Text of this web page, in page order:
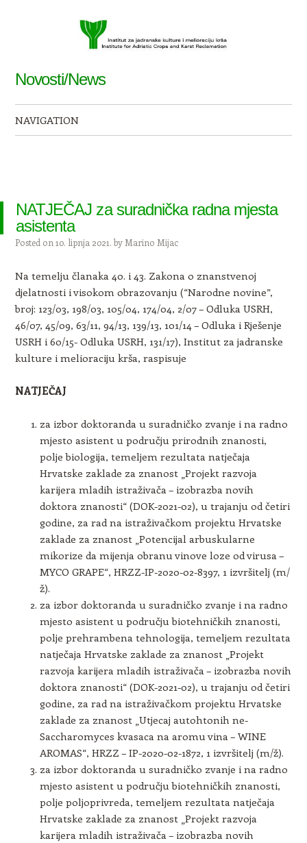
Novosti/News
NAVIGATION
NATJEČAJ za suradnička radna mjesta
asistenta
Posted on 10. lipnja 2021. by Marino Mijac
Na temelju članaka 40. i 43. Zakona o znanstvenoj
djelatnosti i visokom obrazovanju (“Narodne novine”,
broj: 123/03, 198/03, 105/04, 174/04, 2/07 – Odluka USRH,
46/07, 45/09, 63/11, 94/13, 139/13, 101/14 – Odluka i Rješenje
USRH i 60/15- Odluka USRH, 131/17), Institut za jadranske
kulture i melioraciju krša, raspisuje
NATJEČAJ
za izbor doktoranda u suradničko zvanje i na radno
mjesto asistent u području prirodnih znanosti,
polje biologija, temeljem rezultata natječaja
Hrvatske zaklade za znanost „Projekt razvoja
karijera mladih istraživača – izobrazba novih
doktora znanosti“ (DOK-2021-02), u trajanju od četiri
godine, za rad na istraživačkom projektu Hrvatske
zaklade za znanost „Potencijal arbuskularne
mikorize da mijenja obranu vinove loze od virusa –
MYCO GRAPE“, HRZZ-IP-2020-02-8397, 1 izvršitelj (m/
ž).
za izbor doktoranda u suradničko zvanje i na radno
mjesto asistent u području biotehničkih znanosti,
polje prehrambena tehnologija, temeljem rezultata
natječaja Hrvatske zaklade za znanost „Projekt
razvoja karijera mladih istraživača – izobrazba novih
doktora znanosti“ (DOK-2021-02), u trajanju od četiri
godine, za rad na istraživačkom projektu Hrvatske
zaklade za znanost „Utjecaj autohtonih ne-
Saccharomyces kvasaca na aromu vina – WINE
AROMAS“, HRZZ – IP-2020-02-1872, 1 izvršitelj (m/ž).
za izbor doktoranda u suradničko zvanje i na radno
mjesto asistent u području biotehničkih znanosti,
polje poljoprivreda, temeljem rezultata natječaja
Hrvatske zaklade za znanost „Projekt razvoja
karijera mladih istraživača – izobrazba novih